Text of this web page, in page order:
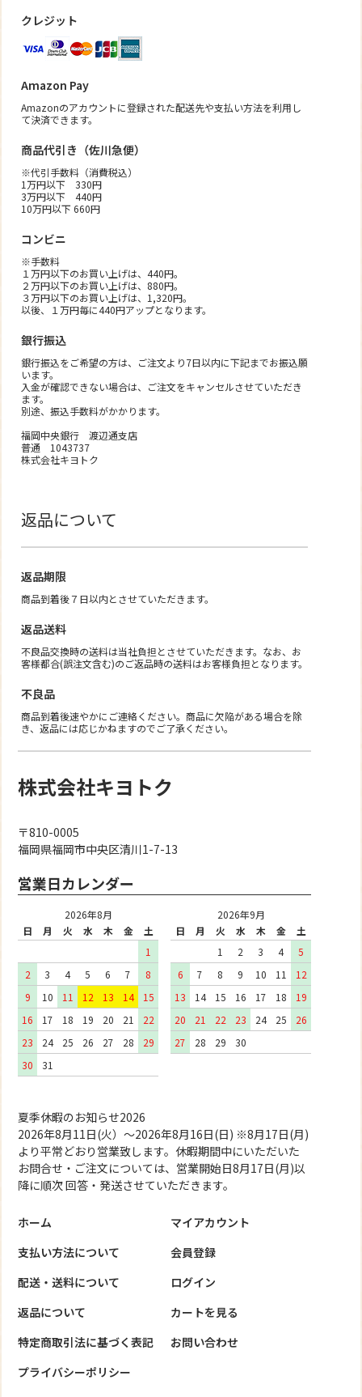
クレジット
Amazon Pay
Amazonのアカウントに登録された配送先や支払い方法を利用し
て決済できます。
商品代引き（佐川急便）
※代引手数料（消費税込）
1万円以下 330円
3万円以下 440円
10万円以下 660円
コンビニ
※手数料
１万円以下のお買い上げは、440円。
２万円以下のお買い上げは、880円。
３万円以下のお買い上げは、1,320円。
以後、１万円毎に440円アップとなります。
銀行振込
銀行振込をご希望の方は、ご注文より7日以内に下記までお振込願
います。
入金が確認できない場合は、ご注文をキャンセルさせていただき
ます。
別途、振込手数料がかかります。
福岡中央銀行 渡辺通支店
普通 1043737
株式会社キヨトク
返品について
返品期限
商品到着後７日以内とさせていただきます。
返品送料
不良品交換時の送料は当社負担とさせていただきます。なお、お
客様都合(誤注文含む)のご返品時の送料はお客様負担となります。
不良品
商品到着後速やかにご連絡ください。商品に欠陥がある場合を除
き、返品には応じかねますのでご了承ください。
株式会社キヨトク
〒810-0005
福岡県福岡市中央区清川1-7-13
営業日カレンダー
2026年8月
日
月 火 水 木 金
土
1
2
3 4 5 6 7
8
9
10 11 12 13 14
15
16
17 18 19 20 21
22
23
24 25 26 27 28
29
30
31
2026年9月
日
月 火 水 木 金
土
1
2 3 4
5
6
7 8 9 10 11
12
13
14 15 16 17 18
19
20
21 22 23 24 25
26
27
28 29 30
夏季休暇のお知らせ2026
2026年8月11日(火）～2026年8月16日(日) ※8月17日(月)
より平常どおり営業致します。休暇期間中にいただいた
お問合せ・ご注文については、営業開始日8月17日(月)以
降に順次 回答・発送させていただきます。
ホーム
支払い方法について
配送・送料について
返品について
特定商取引法に基づく表記
プライバシーポリシー
マイアカウント
会員登録
ログイン
カートを見る
お問い合わせ